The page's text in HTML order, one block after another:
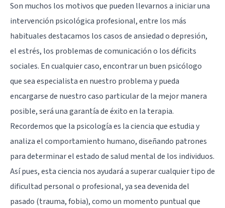
Son muchos los motivos que pueden llevarnos a iniciar una
intervención psicológica profesional, entre los más
habituales destacamos los casos de ansiedad o depresión,
el estrés, los problemas de comunicación o los déficits
sociales. En cualquier caso, encontrar un buen psicólogo
que sea especialista en nuestro problema y pueda
encargarse de nuestro caso particular de la mejor manera
posible, será una garantía de éxito en la terapia.
Recordemos que la psicología es la ciencia que estudia y
analiza el comportamiento humano, diseñando patrones
para determinar el estado de salud mental de los individuos.
Así pues, esta ciencia nos ayudará a superar cualquier tipo de
dificultad personal o profesional, ya sea devenida del
pasado (trauma, fobia), como un momento puntual que